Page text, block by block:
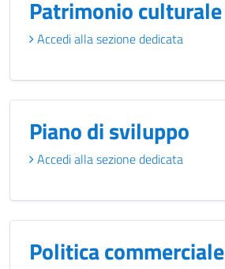
Patrimonio culturale
Accedi alla sezione dedicata
Piano di sviluppo
Accedi alla sezione dedicata
Politica commerciale